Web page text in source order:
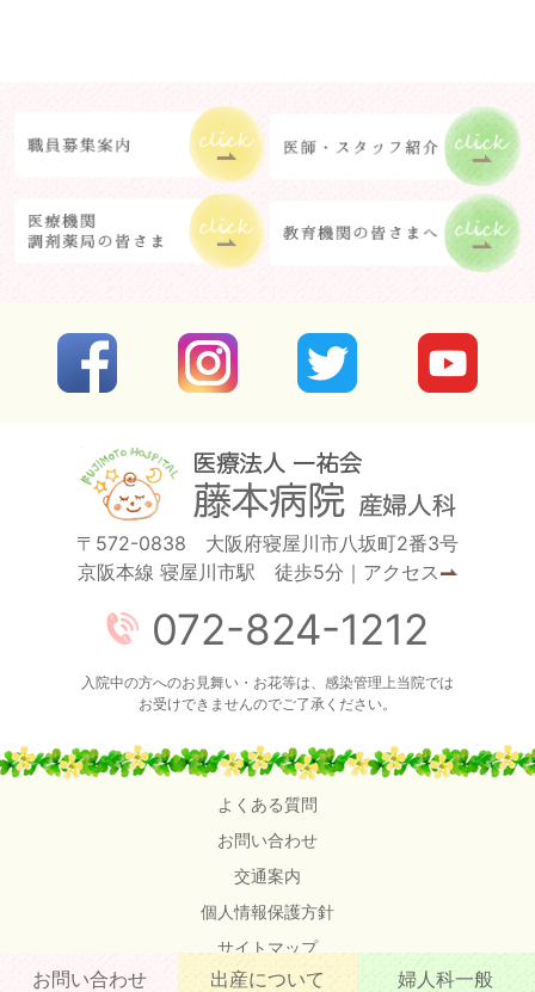
〒572-0838 大阪府寝屋川市八坂町2番3号
京阪本線 寝屋川市駅 徒歩5分 ｜ アクセス
072-824-1212
入院中の方へのお見舞い・お花等は、感染管理上当院では
お受けできませんのでご了承ください。
よくある質問
お問い合わせ
交通案内
個人情報保護方針
サイトマップ
お問い合わせ 出産について 婦人科一般